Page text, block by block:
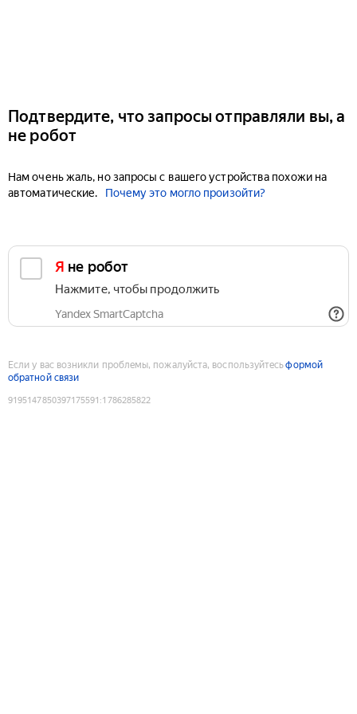
Подтвердите, что запросы отправляли вы, а
не робот
Нам очень жаль, но запросы с вашего устройства похожи на
автоматические.
Почему это могло произойти?
Я не робот
Нажмите, чтобы продолжить
Yandex SmartCaptcha
Если у вас возникли проблемы, пожалуйста, воспользуйтесьформой
обратной связи
9195147850397175591 :1786285822